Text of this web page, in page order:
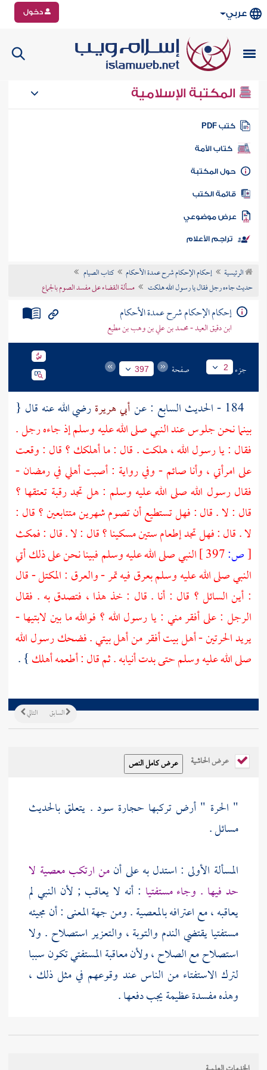
عربي دخول
المكتبة الإسلامية
كتب PDF
كتاب الأمة
المكتبة
الكتب
موضوعي
تراجم الأعلام
الرئيسية إحكام الإحكام شرح عمدة الأحكام
كتاب الصيام
حديث جاءه رجل فقال يا رسول الله هلكت
مسألة القضاء على مفسد الصوم بالجماع
إحكام الإحكام شرح عمدة الأحكام
ابن دقيق العيد - محمد بن علي بن وهب بن مطيع
جزء 2 صفحة 397
أبي هريرةرضي الله عنه قال {
بينما نحن جلوس عند النبي صلى الله عليه وسلم إذ جاءه رجل .
فقال : يا رسول الله ، هلكت . قال : ما أهلكك ؟ قال : وقعت
على امرأتي ، وأنا صائم - وفي رواية : أصبت أهلي في رمضان -
فقال رسول الله صلى الله عليه وسلم : هل تجد رقبة تعتقها ؟
قال : لا . قال : فهل تستطيع أن تصوم شهرين متتابعين ؟ قال :
لا . قال : فهل تجد إطعام ستين مسكينا ؟ قال : لا . قال : فمكث
[ص:
النبي صلى الله عليه وسلم فبينا نحن على ذلك أتي
النبي صلى الله عليه وسلم بعرق فيه تمر - والعرق : المكتل - قال
: أين السائل ؟ قال : أنا . قال : خذ هذا ، فتصدق به . فقال
الرجل : على أفقر مني : يا رسول الله ؟ فوالله ما بين لابتيها -
يريد الحرتين - أهل بيت أفقر من أهل بيتي . فضحك رسول الله
صلى الله عليه وسلم حتى بدت أنيابه . ثم قال : أطعمه أهلك} .
التالي السابق
عرض الحاشية
" الحرة " أرض تركبها حجارة سود . يتعلق بالحديث
مسائل .
المسألة الأولى : استدل به على أنمن ارتكب معصية لا
حد فيها . وجاء مستفتيا : أنه لا يعاقب ; لأن النبي لم
يعاقبه ، مع اعترافه بالمعصية . ومن جهة المعنى : أن مجيئه
مستفتيا يقتضي الندم والتوبة ، والتعزير استصلاح . ولا
استصلاح مع الصلاح ، ولأن معاقبة المستفتي تكون سببا
لترك الاستفتاء من الناس عند وقوعهم في مثل ذلك ،
وهذه مفسدة عظيمة يجب دفعها .